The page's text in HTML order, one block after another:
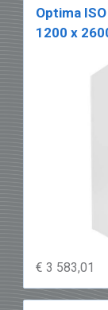
Optima
1200 x
€ 3 583,01